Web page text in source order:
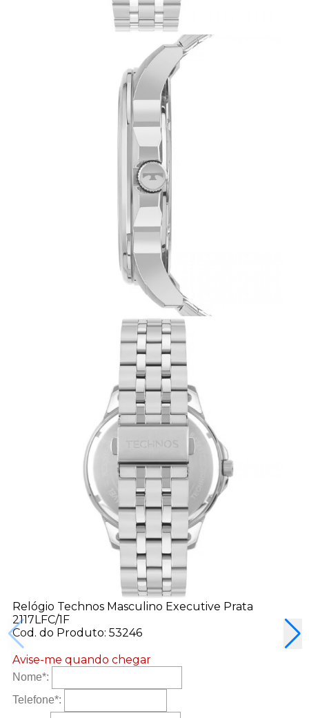
Relógio Technos Masculino Executive Prata
2117LFC/1F
Cod. do Produto: 53246
Avise-me quando chegar
Nome*:
Telefone*: